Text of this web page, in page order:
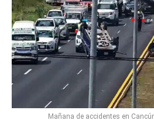
Mañana de accidentes en